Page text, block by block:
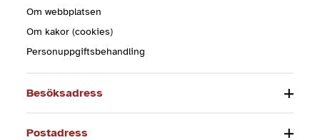
Om webbplatsen
Om kakor (cookies)
Personuppgiftsbehandling
Besöksadress
Postadress